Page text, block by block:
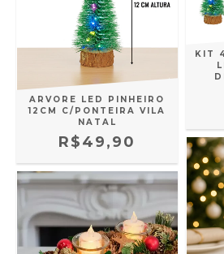
ARVORE LED PINHEIRO
12CM C/PONTEIRA VILA
NATAL
R$49,90
KIT